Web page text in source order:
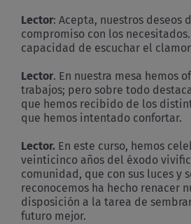
Lector: Acepta, nuestros deseos
compromiso con los
capacidad de escuchar el
Lector. En nuestra mesa hemos
trabajos; pero sobre todo
que hemos recibido de los
que hemos intentado confortar.
Lector. En este curso, hemos
veinticinco años del éxodo
comunidad, que con sus luces y
reconocemos ha hecho renacer
disposición a la tarea de
futuro mejor.